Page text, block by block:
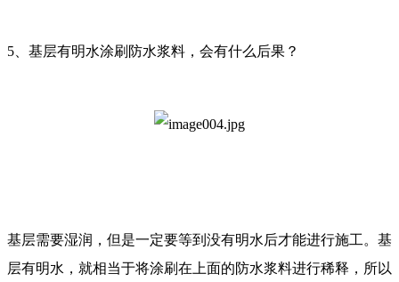
5、基层有明水涂刷防水浆料，会有什么后果？
基层需要湿润，但是一定要等到没有明水后才能进行施工。基
层有明水，就相当于将涂刷在上面的防水浆料进行稀释，所以